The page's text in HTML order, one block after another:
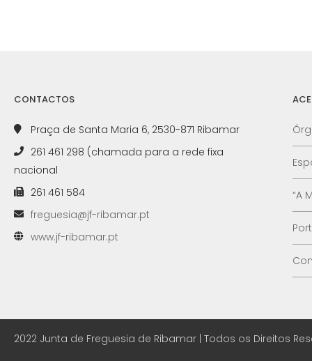
CONTACTOS
Praça de Santa Maria 6, 2530-871 Ribamar
261 461 298 (chamada para a rede fixa
nacional
261 461 584
freguesia@jf-ribamar.pt
www.jf-ribamar.pt
“A
2022 Junta de Freguesia de Ribamar | Todos os Direitos